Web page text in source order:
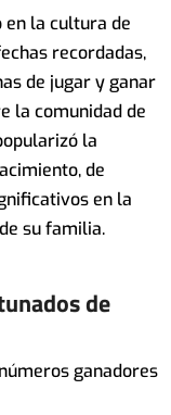
en la cultura de
recordadas,
de jugar y ganar
la comunidad de
la
de
en la
su familia.
de
ganadores